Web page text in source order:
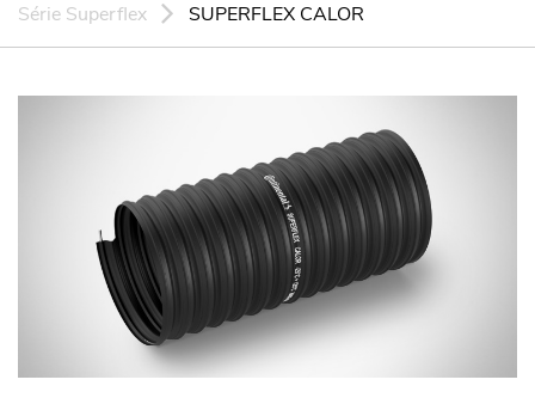
Série Superflex
SUPERFLEX CALOR